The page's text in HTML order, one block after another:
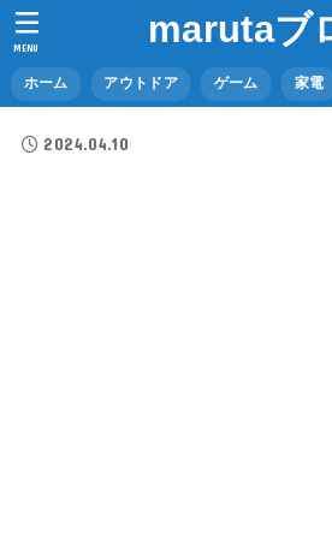
marutaブ
ホーム アウトドア ゲーム 家電
MENU
2024.04.10